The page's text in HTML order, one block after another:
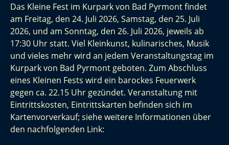
Das Kleine Fest im Kurpark von Bad Pyrmont findet
am Freitag, den 24. Juli 2026, Samstag, den 25. Juli
2026, und am Sonntag, den 26. Juli 2026, jeweils ab
17:30 Uhr statt. Viel Kleinkunst, kulinarisches, Musik
und vieles mehr wird an jedem Veranstaltungstag im
Kurpark von Bad Pyrmont geboten. Zum Abschluss
eines Kleinen Fests wird ein barockes Feuerwerk
gegen ca. 22.15 Uhr gezündet. Veranstaltung mit
Eintrittskosten, Eintrittskarten befinden sich im
Kartenvorverkauf; siehe weitere Informationen über
den nachfolgenden Link: